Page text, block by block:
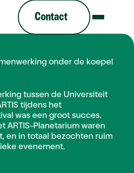
Contact
Contact
onder de koepel
tussen de Universiteit
tijdens het
was een groot succes.
ARTIS-Planetarium waren
en in totaal bezochten ruim
evenement.